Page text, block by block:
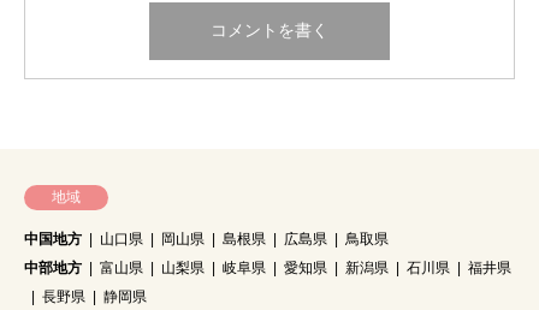
地域
中国地方 山口県 岡山県 島根県 広島県
鳥取県
中部地方
富山県 山梨県 岐阜県 愛知県 新潟県 石川県
福井県
長野県
静岡県